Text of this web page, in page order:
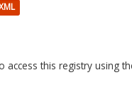
access this registry using